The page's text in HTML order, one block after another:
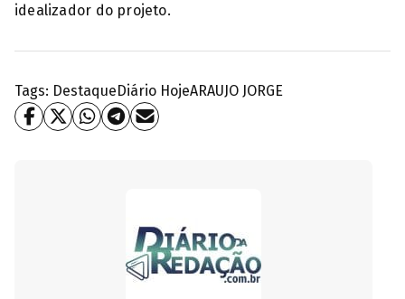
idealizador do projeto.
Tags: DestaqueDiário HojeARAUJO JORGE